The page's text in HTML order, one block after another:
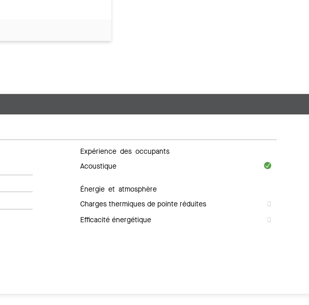
Expérience des occupants
Acoustique
Énergie et atmosphère
Charges thermiques de pointe réduites
Efficacité énergétique